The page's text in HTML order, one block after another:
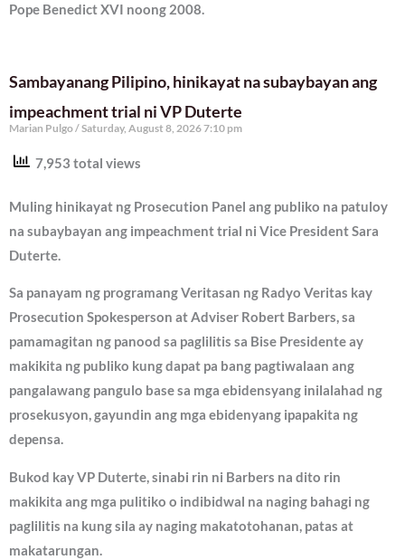
Pope Benedict XVI noong 2008.
Sambayanang Pilipino, hinikayat na subaybayan ang
impeachment trial ni VP Duterte
Marian Pulgo Saturday, August 8, 2026 7:10 pm
7,953 total views
Muling hinikayat ng Prosecution Panel ang publiko na patuloy
na subaybayan ang impeachment trial ni Vice President Sara
Duterte.
Sa panayam ng programang Veritasan ng Radyo Veritas kay
Prosecution Spokesperson at Adviser Robert Barbers, sa
pamamagitan ng panood sa paglilitis sa Bise Presidente ay
makikita ng publiko kung dapat pa bang pagtiwalaan ang
pangalawang pangulo base sa mga ebidensyang inilalahad ng
prosekusyon, gayundin ang mga ebidenyang ipapakita ng
depensa.
Bukod kay VP Duterte, sinabi rin ni Barbers na dito rin
makikita ang mga pulitiko o indibidwal na naging bahagi ng
paglilitis na kung sila ay naging makatotohanan, patas at
makatarungan.